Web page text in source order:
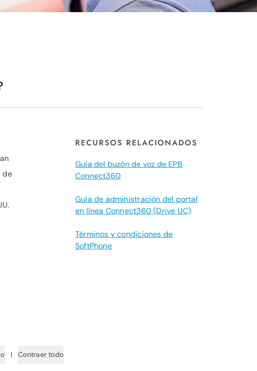
de
RECURSOS RELACIONADOS
Guía del buzón de voz de EPB
Connect360
Guía de administración del portal
en línea Connect360 (Drive UC)
Términos y condiciones de
SoftPhone
| Contraer todo